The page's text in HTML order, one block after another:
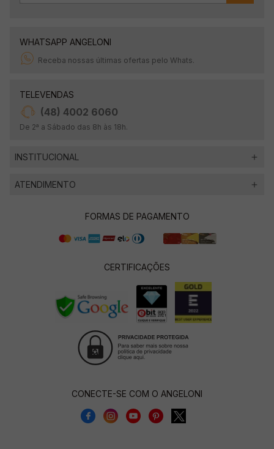
WHATSAPP ANGELONI
Receba nossas últimas ofertas pelo Whats.
TELEVENDAS
(48) 4002 6060
De 2ª a Sábado das 8h às 18h.
INSTITUCIONAL
ATENDIMENTO
FORMAS DE PAGAMENTO
CERTIFICAÇÕES
CONECTE-SE COM O ANGELONI